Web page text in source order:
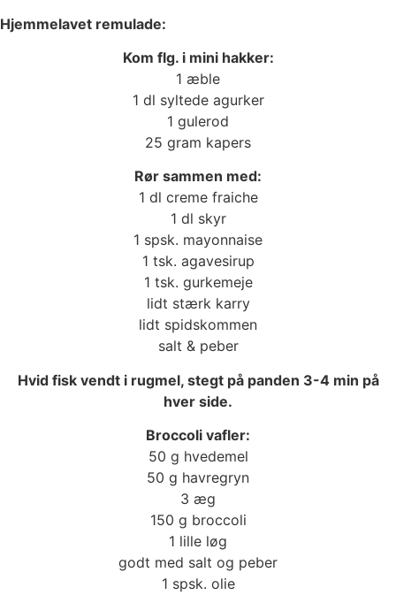
Hjemmelavet remulade:
Kom flg. i mini hakker:
1 æble
1 dl syltede agurker
1 gulerod
25 gram kapers
Rør sammen med:
1 dl creme fraiche
1 dl skyr
1 spsk. mayonnaise
1 tsk. agavesirup
1 tsk. gurkemeje
lidt stærk karry
lidt spidskommen
salt & peber
Hvid fisk vendt i rugmel, stegt på panden 3-4 min på
hver side.
Broccoli vafler:
50 g hvedemel
50 g havregryn
3 æg
150 g broccoli
1 lille løg
godt med salt og peber
1 spsk. olie